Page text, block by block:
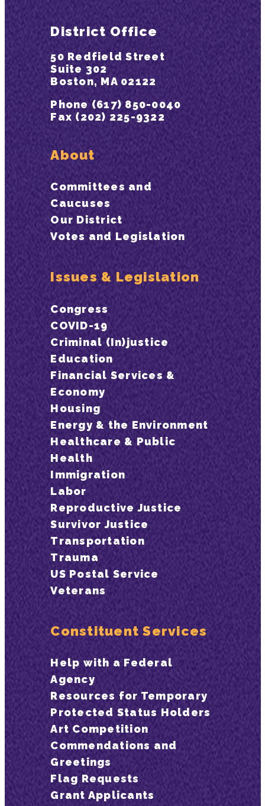
District Office
50 Redfield Street
Suite 302
Boston, MA 02122
Phone (617) 850-0040
Fax (202) 225-9322
About
Committees and
Caucuses
Our District
Votes and Legislation
Issues & Legislation
Congress
COVID-19
Criminal (In)justice
Education
Financial Services &
Economy
Housing
Energy & the Environment
Healthcare & Public
Health
Immigration
Labor
Reproductive Justice
Survivor Justice
Transportation
Trauma
US Postal Service
Veterans
Constituent Services
Help with a Federal
Agency
Resources for Temporary
Protected Status Holders
Art Competition
Commendations and
Greetings
Flag Requests
Grant Applicants